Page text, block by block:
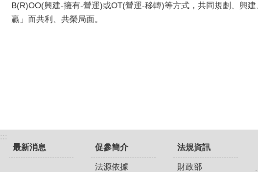
B(R)OO(興建-擁有-營運)或OT(營運-移轉)等方式，共同規劃、興
贏」而共利、共榮局面。
:::
最新消息
促參簡介
法源依據
法規資訊
財政部